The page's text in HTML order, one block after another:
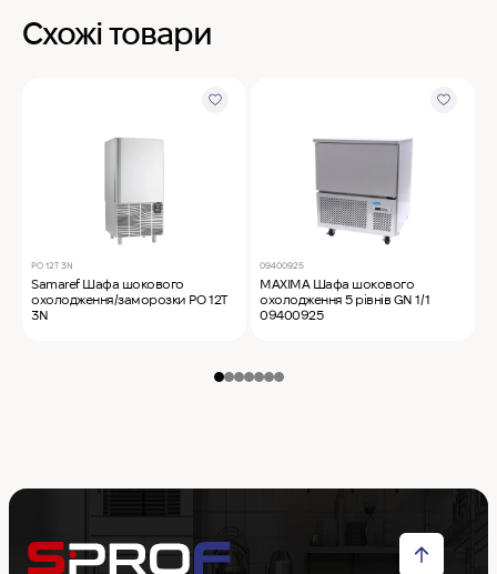
Схожі товари
PO 12T 3N
Samaref Шафа шокового
охолодження/заморозки PO 12T
3N
09400925
MAXIMA Шафа шокового
охолодження 5 рівнів GN 1/1
09400925